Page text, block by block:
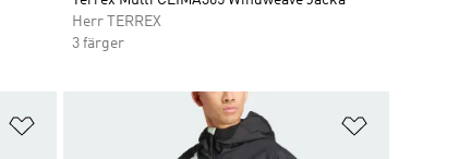
Herr TERREX
3 färger
Lägg till på önskelistan